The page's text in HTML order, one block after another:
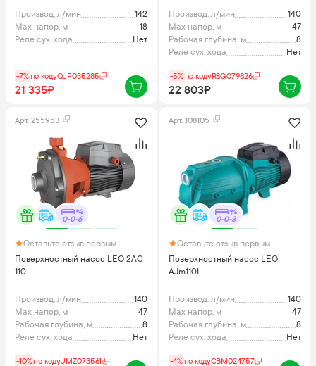
Производ. л/мин
142
Max напор, м
18
Реле сух. хода
Нет
-7%по кодуQJP035285
21 335₽
Производ. л/мин
140
Max напор, м
47
Рабочая глубина, м
8
Реле сух. хода
Нет
-5%по кодуRSG079826
22 803₽
Арт. 255953
0-0-6
Оставьте отзыв первым
Поверхностный насос LEO 2AC
110
Производ. л/мин
140
Max напор, м
47
Рабочая глубина, м
8
Реле сух. хода
Нет
-10%по кодуUMZ073561
Арт. 108105
0-0-3
Оставьте отзыв первым
Поверхностный насос LEO
AJm110L
Производ. л/мин
140
Max напор, м
47
Рабочая глубина, м
8
Реле сух. хода
Нет
-4%по кодуCBM024757